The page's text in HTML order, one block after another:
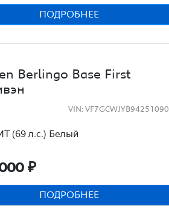
ПОДРОБНЕЕ
Berlingo Base First
VIN: VF7GCWJYB94251090
(69 л.с.) Белый
₽
ПОДРОБНЕЕ